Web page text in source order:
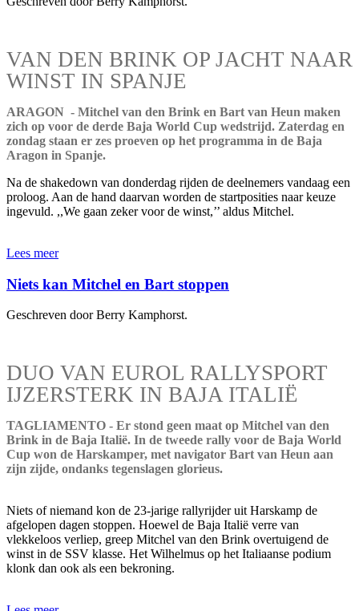
VAN DEN BRINK OP JACHT NAAR
WINST IN SPANJE
ARAGON - Mitchel van den Brink en Bart van Heun maken
zich op voor de derde Baja World Cup wedstrijd. Zaterdag en
zondag staan er zes proeven op het programma in de Baja
Aragon in Spanje.
Na de shakedown van donderdag rijden de deelnemers vandaag een
proloog. Aan de hand daarvan worden de startposities naar keuze
ingevuld. ,,We gaan zeker voor de winst,’’ aldus Mitchel.
Lees meer
Niets kan Mitchel en Bart stoppen
Geschreven door Berry Kamphorst.
DUO VAN EUROL RALLYSPORT
IJZERSTERK IN BAJA ITALIË
TAGLIAMENTO - Er stond geen maat op Mitchel van den
Brink in de Baja Italië. In de tweede rally voor de Baja World
Cup won de Harskamper, met navigator Bart van Heun aan
zijn zijde, ondanks tegenslagen glorieus.
Niets of niemand kon de 23-jarige rallyrijder uit Harskamp de
afgelopen dagen stoppen. Hoewel de Baja Italië verre van
vlekkeloos verliep, greep Mitchel van den Brink overtuigend de
winst in de SSV klasse. Het Wilhelmus op het Italiaanse podium
klonk dan ook als een bekroning.